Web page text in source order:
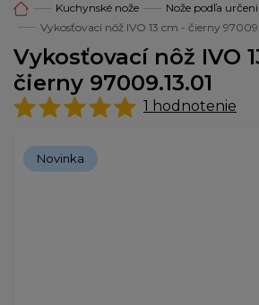
Kuchynské nože Nože podľa
Vykosťovací nôž IVO 13 cm - čierny
Vykosťovací nôž IVO
čierny 97009.13.01
1 hodnotenie
Novinka